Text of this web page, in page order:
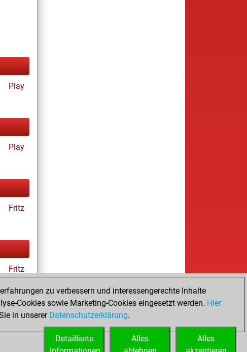
Play
Play
Fritz
Fritz
zu verbessern und interessengerechte Inhalte
Cookies sowie Marketing-Cookies eingesetzt werden. Hier
in unserer Datenschutzerklärung.
Alles
Alles
Detaillierte